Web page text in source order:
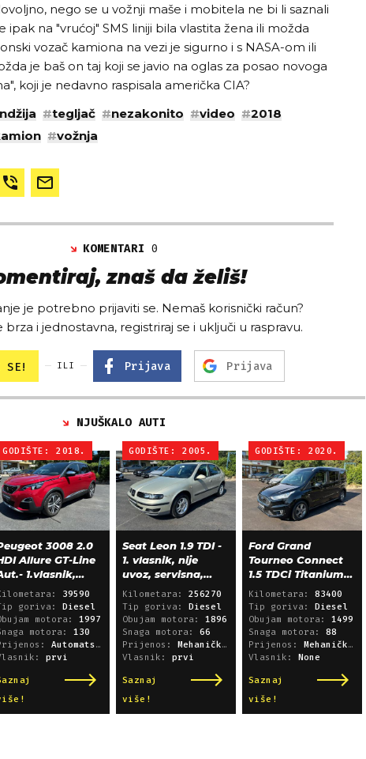
nego se u vožnji maše i mobitela ne bi li saznali
ipak na "vrućoj" SMS liniji bila vlastita žena ili možda
vozač kamiona na vezi je sigurno i s NASA-om ili
je baš on taj koji se javio na oglas za posao novoga
koji je nedavno raspisala američka CIA?
#tegljač #nezakonito #video #2018
#vožnja
KOMENTARI0
znaš da želiš!
je potrebno prijaviti se. Nemaš korisnički račun?
brza i jednostavna, registriraj se i uključi u raspravu.
SE! ILI Prijava Prijava
NJUŠKALO AUTI
GODIŠTE: 2020.
Ford Grand
Tourneo Connect
1.5 TDCi Titanium
L2 - panorama,
navigacija
Kilometara: 83400
Tip goriva:
Diesel
Obujam motora: 1499
Snaga motora: 88
Prijenos:
Mehanički mjenjač
Vlasnik:
None
Saznaj
više!
GODIŠTE: 2018.
3008 2.0
Allure GT-Line
1.vlasnik,
km!
39590
goriva:
Diesel
motora: 1997
motora: 130
Automatski sekvencijski
prvi
GODIŠTE: 2005.
Seat Leon 1.9 TDI -
1. vlasnik, nije
uvoz, servisna,
klima, alu 15"
Kilometara: 256270
Tip goriva:
Diesel
Obujam motora: 1896
Snaga motora: 66
Prijenos:
Mehanički mjenjač
Vlasnik: prvi
Saznaj
više!